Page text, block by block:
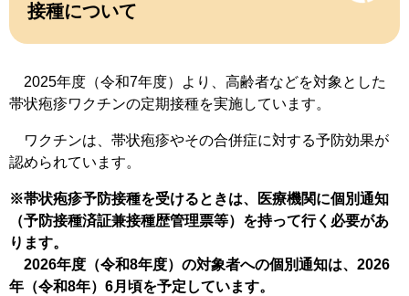
接種について
2025年度（令和7年度）より、高齢者などを対象とした
帯状疱疹ワクチンの定期接種を実施しています。
ワクチンは、帯状疱疹やその合併症に対する予防効果が
認められています。
※帯状疱疹予防接種を受けるときは、医療機関に個別通知
（予防接種済証兼接種歴管理票等）を持って行く必要があ
ります。
2026年度（令和8年度）の対象者への個別通知は、2026
年（令和8年）6月頃を予定しています。